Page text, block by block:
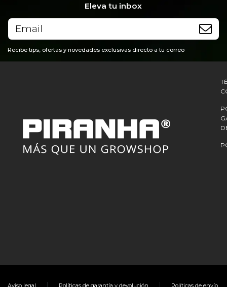
Eleva tu inbox
Recibe tips, ofertas y novedades exclusivas directo a tu correo